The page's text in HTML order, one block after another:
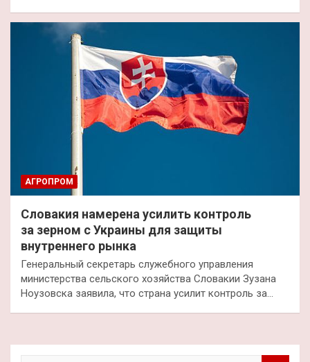
АГРОПРОМ
Словакия намерена усилить контроль
за зерном с Украины для защиты
внутреннего рынка
Генеральный секретарь служебного управления
министерства сельского хозяйства Словакии Зузана
Ноузовска заявила, что страна усилит контроль за…